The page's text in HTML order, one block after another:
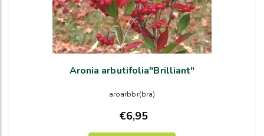
Aronia arbutifolia"Brilliant"
aroarbbr(bra)
€6,95